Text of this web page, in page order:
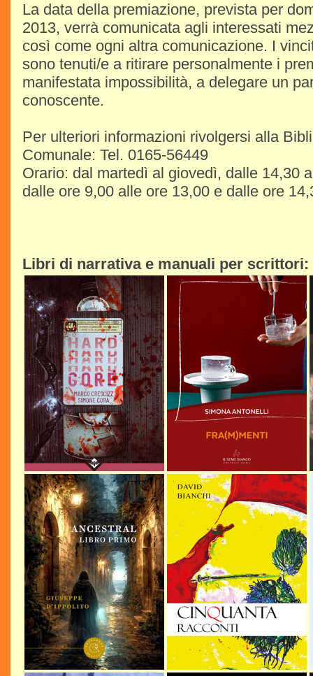
La data della premiazione, prevista per
2013, verrà comunicata agli interessati
così come ogni altra comunicazione. I
sono tenuti/e a ritirare personalmente i
manifestata impossibilità, a delegare un
conoscente.
Per ulteriori informazioni rivolgersi alla
Comunale: Tel. 0165-56449
Orario: dal martedì al giovedì, dalle 14,30
dalle ore 9,00 alle ore 13,00 e dalle ore
Libri di narrativa e manuali per scrittori: